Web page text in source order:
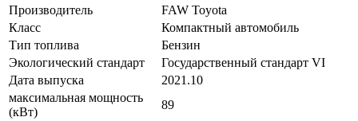
Производитель
FAW Toyota
Класс
Компактный автомобиль
Тип топлива
Бензин
Экологический стандарт
Государственный стандарт VI
Дата выпуска
2021.10
максимальная мощность
(кВт)
89